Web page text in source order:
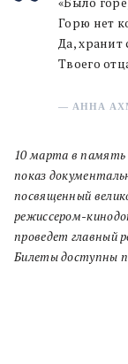
Горю нет
Да, хранит
Твоего
— АННА
10 марта в память
показ
посвященный
режиссером-
проведет главный
Билеты доступны